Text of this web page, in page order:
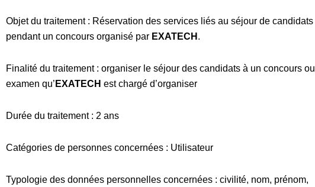
Objet du traitement : Réservation des services liés au séjour de candidats
pendant un concours organisé par EXATECH .
Finalité du traitement : organiser le séjour des candidats à un concours ou
examen qu’ EXATECH est chargé d’organiser
Durée du traitement : 2 ans
Catégories de personnes concernées : Utilisateur
Typologie des données personnelles concernées : civilité, nom, prénom,